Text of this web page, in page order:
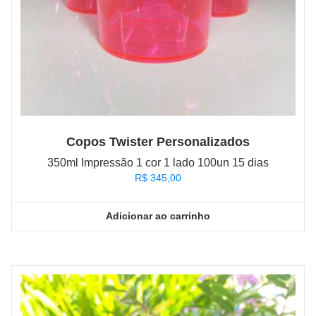
Copos Twister Personalizados
350ml Impressão 1 cor 1 lado 100un 15 dias
R$ 345,00
Adicionar ao carrinho